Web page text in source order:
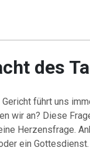
des
führt uns
wir an? Diese
Herzensfrage.
ein